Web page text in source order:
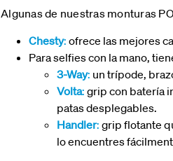
Algunas de nuestras monturas
Chesty: ofrece las mejores
Para selfies con la mano,
3-Way: un trípode,
Volta: grip con batería
patas desplegables.
Handler: grip flotante
lo encuentres